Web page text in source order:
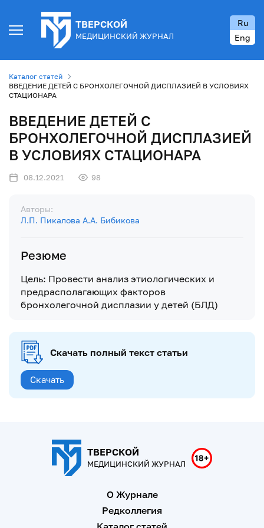
ТВЕРСКОЙ
МЕДИЦИНСКИЙ ЖУРНАЛ
Ru
Eng
Каталог статей
ВВЕДЕНИЕ ДЕТЕЙ С БРОНХОЛЕГОЧНОЙ ДИСПЛАЗИЕЙ В УСЛОВИЯХ
СТАЦИОНАРА
ВВЕДЕНИЕ ДЕТЕЙ С
БРОНХОЛЕГОЧНОЙ ДИСПЛАЗИЕЙ
В УСЛОВИЯХ СТАЦИОНАРА
08.12.2021 98
Авторы:
Л.П. Пикалова А.А. Бибикова
Резюме
Цель: Провести анализ этиологических и
предрасполагающих факторов
бронхолегочной дисплазии у детей (БЛД)
Скачать полный текст статьи
Скачать
ТВЕРСКОЙ
МЕДИЦИНСКИЙ ЖУРНАЛ
О Журнале
Редколлегия